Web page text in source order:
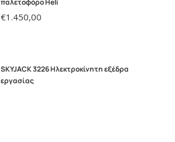
παλετοφόρο Heli
€1.450,00
SKYJACK 3226 Hλεκτροκίνητη εξέδρα
εργασίας